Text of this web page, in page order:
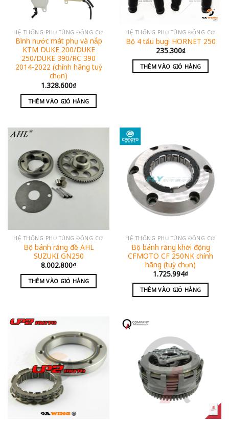
HỆ THỐNG PHỤ TÙNG ĐỘNG CƠ
Bình nước mát phụ và nắp
KTM DUKE 200/DUKE
250/DUKE 390/RC 390
2014-2022 (chính hãng tuỳ
chọn)
1.328.600₫
THÊM VÀO GIỎ HÀNG
HỆ THỐNG PHỤ TÙNG ĐỘNG CƠ
Bộ 4 tẩu bugi HORNET 250
235.300₫
THÊM VÀO GIỎ HÀNG
HỆ THỐNG PHỤ TÙNG ĐỘNG CƠ
Bộ bánh răng đề AHL
SUZUKI GN250
8.002.800₫
THÊM VÀO GIỎ HÀNG
HỆ THỐNG PHỤ TÙNG ĐỘNG CƠ
Bộ bánh răng khởi động
CFMOTO CF 250NK chính
hãng (tuỳ chọn)
1.725.994₫
THÊM VÀO GIỎ HÀNG